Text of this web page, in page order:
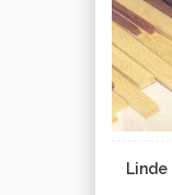
Linde